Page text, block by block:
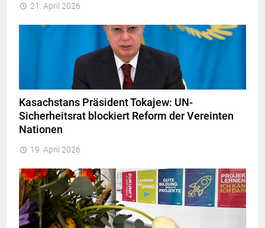
21. April 2026
Kasachstans Präsident Tokajew: UN-
Sicherheitsrat blockiert Reform der Vereinten
Nationen
19. April 2026